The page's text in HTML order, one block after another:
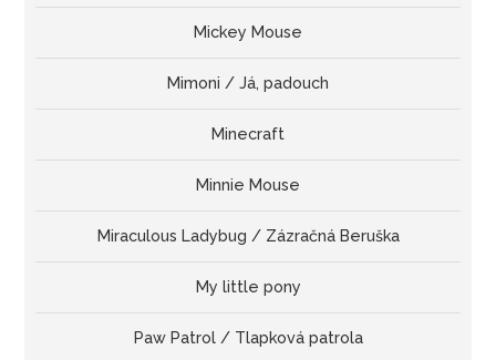
Mickey Mouse
Mimoni / Já, padouch
Minecraft
Minnie Mouse
Miraculous Ladybug / Zázračná Beruška
My little pony
Paw Patrol / Tlapková patrola